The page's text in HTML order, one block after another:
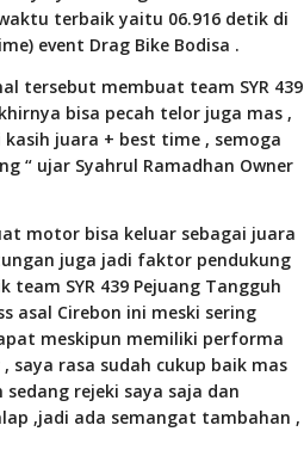
terbaik yaitu 06.916 detik di
event Drag Bike Bodisa .
tersebut membuat team SYR 439
bisa pecah telor juga mas ,
juara + best time , semoga
“ ujar Syahrul Ramadhan Owner
motor bisa keluar sebagai juara
juga jadi faktor pendukung
SYR 439 Pejuang Tangguh
asal Cirebon ini meski sering
meskipun memiliki performa
saya rasa sudah cukup baik mas
rejeki saya saja dan
,jadi ada semangat tambahan ,